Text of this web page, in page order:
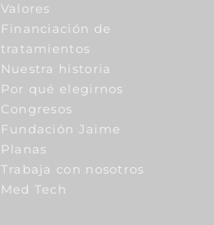
Valores
Financiación de
tratamientos
Nuestra historia
Por qué elegirnos
Congresos
Fundación Jaime
Planas
Trabaja con nosotros
Med Tech